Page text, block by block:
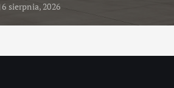
6 sierpnia, 2026